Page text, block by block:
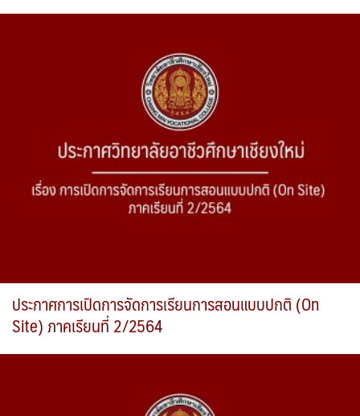
ประกาศการเปิดการจัดการเรียนการสอนแบบปกติ (On
Site) ภาคเรียนที่ 2/2564